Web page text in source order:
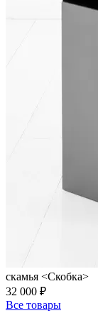
скамья <Скобка>
32 000 ₽
Все товары